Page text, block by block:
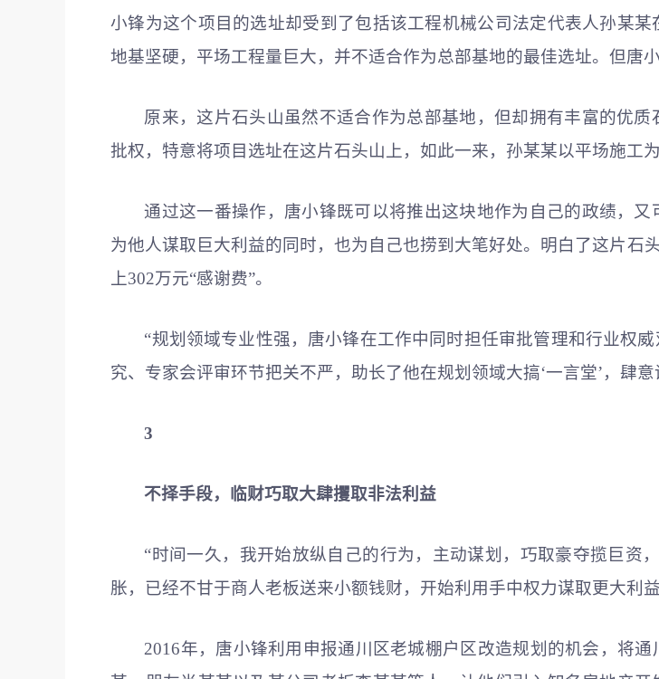
小锋为这个项目的选址却受到了包括该工程机械公司法定代表人孙某
地基坚硬，平场工程量巨大，并不适合作为总部基地的最佳选址。但唐
原来，这片石头山虽然不适合作为总部基地，但却拥有丰富的优
批权，特意将项目选址在这片石头山上，如此一来，孙某某以平场施工
通过这一番操作，唐小锋既可以将推出这块地作为自己的政绩，
为他人谋取巨大利益的同时，也为自己也捞到大笔好处。明白了这片石
上302万元“感谢费”。
“规划领域专业性强，唐小锋在工作中同时担任审批管理和行业权
究、专家会评审环节把关不严，助长了他在规划领域大搞‘一言堂’，肆意
3
不择手段，临财巧取大肆攫取非法利益
“时间一久，我开始放纵自己的行为，主动谋划，巧取豪夺揽巨资
胀，已经不甘于商人老板送来小额钱财，开始利用手中权力谋取更大利益
2016年，唐小锋利用申报通川区老城棚户区改造规划的机会，将